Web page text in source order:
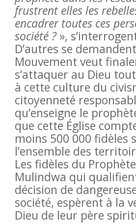
frustrent elles les
encadrer toutes ces
société ?»,
D’autres se
Mouvement veut
s’attaquer au Dieu
à cette culture du
citoyenneté
qu’enseigne le
que cette Église
moins 500 000 fidèles
l’ensemble des
Les fidèles du
Mulindwa qui
décision de
société, espèrent à la
Dieu de leur père